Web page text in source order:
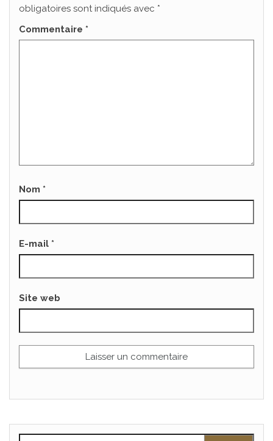
obligatoires sont indiqués avec *
Commentaire *
Nom *
E-mail *
Site web